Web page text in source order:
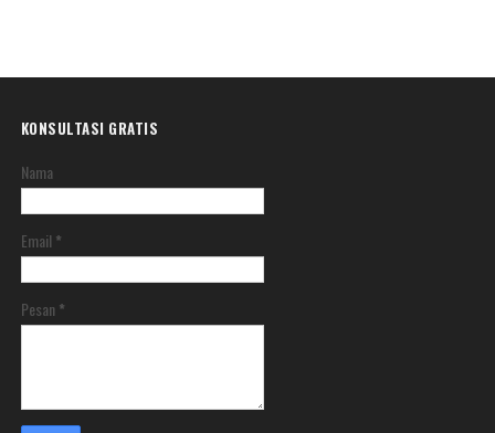
KONSULTASI GRATIS
Nama
Email *
Pesan *